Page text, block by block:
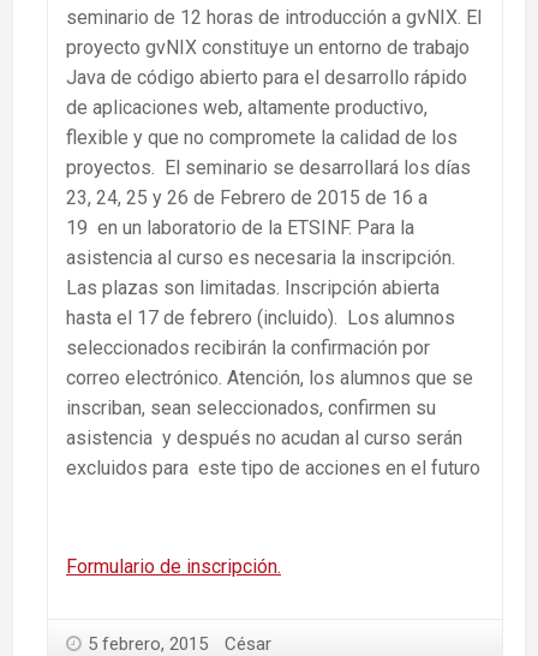
seminario de 12 horas de introducción a gvNIX. El
proyecto gvNIX constituye un entorno de trabajo
Java de código abierto para el desarrollo rápido
de aplicaciones web, altamente productivo,
flexible y que no compromete la calidad de los
proyectos. El seminario se desarrollará los días
23, 24, 25 y 26 de Febrero de 2015 de 16 a
19 en un laboratorio de la ETSINF. Para la
asistencia al curso es necesaria la inscripción.
Las plazas son limitadas. Inscripción abierta
hasta el 17 de febrero (incluido). Los alumnos
seleccionados recibirán la confirmación por
correo electrónico. Atención, los alumnos que se
inscriban, sean seleccionados, confirmen su
asistencia y después no acudan al curso serán
excluidos para este tipo de acciones en el futuro
Formulario de inscripción.
5 febrero, 2015 César